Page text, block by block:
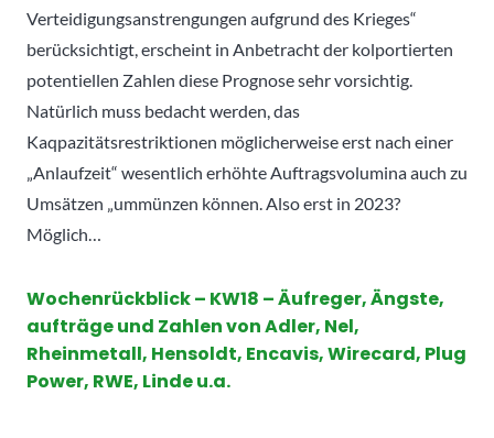
Verteidigungsanstrengungen aufgrund des Krieges“
berücksichtigt, erscheint in Anbetracht der kolportierten
potentiellen Zahlen diese Prognose sehr vorsichtig.
Natürlich muss bedacht werden, das
Kaqpazitätsrestriktionen möglicherweise erst nach einer
„Anlaufzeit“ wesentlich erhöhte Auftragsvolumina auch zu
Umsätzen „ummünzen können. Also erst in 2023?
Möglich…
Wochenrückblick – KW18 – Äufreger, Ängste,
aufträge und Zahlen von Adler, Nel,
Rheinmetall, Hensoldt, Encavis, Wirecard, Plug
Power, RWE, Linde u.a.